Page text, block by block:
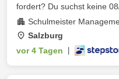
fordert? Du suchst keine
Schulmeister
Salzburg
vor 4 Tagen